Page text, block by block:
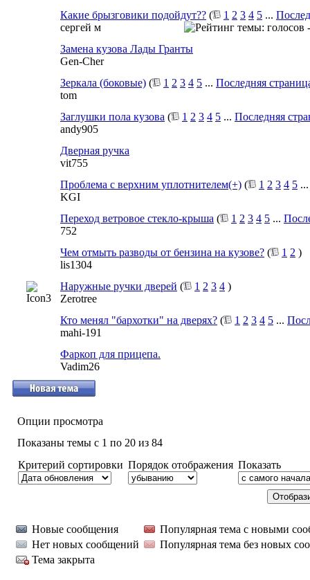
Какие брызговики подойдут?? ( 1 2 3 4 5 ...
сергей м
Замена кузова Лады Гранты
Gen-Cher
Зеркала (боковые) ( 1 2 3 4 5 ... Последняя
tom
Заглушки пола кузова ( 1 2 3 4 5 ... Последняя
andy905
Дверная ручка
vit755
Проблема с верхним уплотнителем(+) ( 1 2 3 4 5
KGI
Переход ветровое стекло-крыша ( 1 2 3 4 5 ...
752
Чем отмыть разводы от бензина на кузове? ( 1 2 )
lis1304
Наружные ручки дверей ( 1 2 3 4 )
Zerotree
Кто менял "бархотки" на дверях? ( 1 2 3 4 5 ...
mahi-191
Фаркоп для прицепа.
Vadim26
Опции просмотра
Показаны темы с 1 по 20 из 84
Критерий сортировки Порядок отображения Показать
Новые сообщения
Популярная тема с новыми
Нет новых сообщений
Популярная тема без новых
Тема закрыта